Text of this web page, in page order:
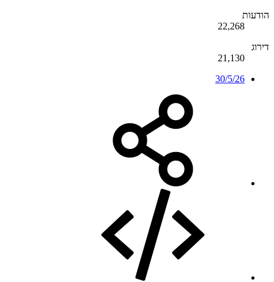
הודעות
22,268
דירוג
21,130
30/5/26